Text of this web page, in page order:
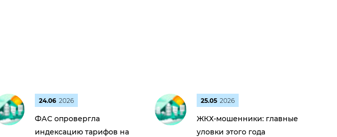
24.06 2026
ФАС опровергла
индексацию тарифов на
25.05 2026
ЖКХ-мошенники: главные
уловки этого года